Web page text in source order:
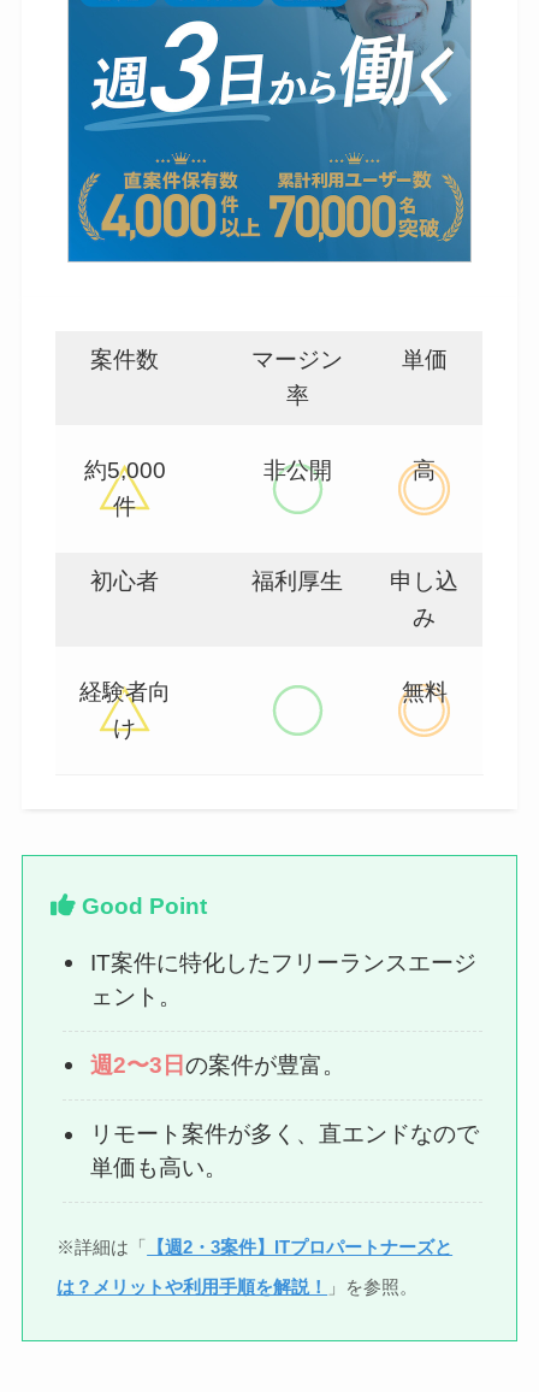
案件数
マージン
率
単価
約5,000
件
非公開 高
初心者 福利厚生
申し込
み
経験者向
け
無料
Good Point
IT案件に特化したフリーランスエージ
ェント。
週2〜3日の案件が豊富。
リモート案件が多く、直エンドなので
単価も高い。
※詳細は「 【週2・3案件】ITプロパートナーズと
は？メリットや利用手順を解説！
」を参照。